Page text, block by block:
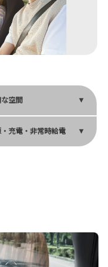
空間
充電・非常時給電